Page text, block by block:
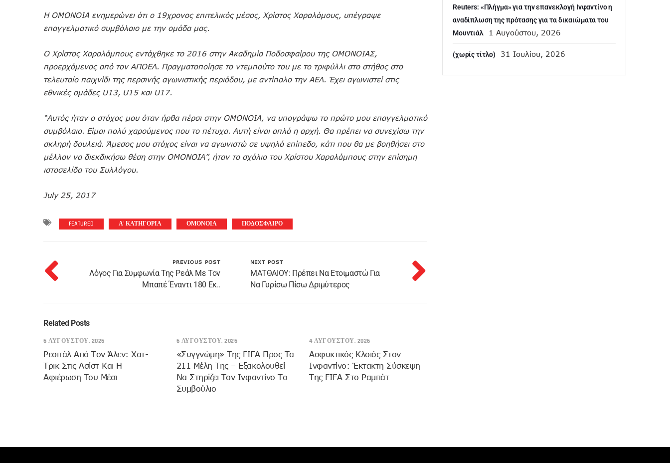
Η ΟΜΟΝΟΙΑ ενημερώνει ότι ο 19χρονος επιτελικός μέσος, Χρίστος Χαραλάμους, υπέγραψε
επαγγελματικό συμβόλαιο με την ομάδα μας.
Ο Χρίστος Χαραλάμπους εντάχθηκε το 2016 στην Ακαδημία Ποδοσφαίρου της ΟΜΟΝΟΙΑΣ,
προερχόμενος από τον ΑΠΟΕΛ. Πραγματοποίησε το ντεμπούτο του με το τριφύλλι στο στήθος στο
τελευταίο παιχνίδι της περσινής αγωνιστικής περιόδου, με αντίπαλο την ΑΕΛ. Έχει αγωνιστεί στις
εθνικές ομάδες U13, U15 και U17.
“Αυτός ήταν ο στόχος μου όταν ήρθα πέρσι στην ΟΜΟΝΟΙΑ, να υπογράψω το πρώτο μου επαγγελματικό
συμβόλαιο. Είμαι πολύ χαρούμενος που το πέτυχα. Αυτή είναι απλά η αρχή. Θα πρέπει να συνεχίσω την
σκληρή δουλειά. Άμεσος μου στόχος είναι να αγωνιστώ σε υψηλό επίπεδο, κάτι που θα με βοηθήσει στο
μέλλον να διεκδικήσω θέση στην ΟΜΟΝΟΙΑ”, ήταν το σχόλιο του Χρίστου Χαραλάμπους στην επίσημη
ιστοσελίδα του Συλλόγου.
July 25, 2017
FEATURED Α' ΚΑΤΗΓΟΡΙΑ ΟΜΟΝΟΙΑ ΠΟΔΟΣΦΑΙΡΟ
PREVIOUS POST
Λόγος Για Συμφωνία Της Ρεάλ Με Τον
Μπαπέ Έναντι 180 Εκ..
NEXT POST
ΜΑΤΘΑΙΟΥ: Πρέπει Να Ετοιμαστώ Για
Να Γυρίσω Πίσω Δριμύτερος
Related Posts
6 ΑΥΓΟΎΣΤΟΥ, 2026
Ρεσιτάλ Από Τον Άλεν: Χατ-
Τρικ Στις Ασίστ Και Η
Αφιέρωση Του Μέσι
6 ΑΥΓΟΎΣΤΟΥ, 2026
«Συγγνώμη» Της FIFA Προς Τα
211 Μέλη Της – Εξακολουθεί
Να Στηρίζει Τον Ινφαντίνο Το
Συμβούλιο
4 ΑΥΓΟΎΣΤΟΥ, 2026
Ασφυκτικός Κλοιός Στον
Ινφαντίνο: Έκτακτη Σύσκεψη
Της FIFA Στο Ραμπάτ
Reuters: «Πλήγμα» για την επανεκλογή Ινφαντίνο η
αναδίπλωση της πρότασης για τα δικαιώματα του
Μουντιάλ
1 Αυγούστου, 2026
(χωρίς τίτλο) 31 Ιουλίου, 2026